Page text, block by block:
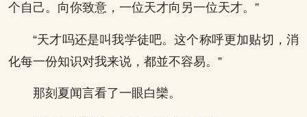
个自己。向你致意，一位天才向另一位天才。”
“天才吗还是叫我学徒吧。这个称呼更加贴切，消
化每一份知识对我来说，都並不容易。”
那刻夏闻言看了一眼白欒。